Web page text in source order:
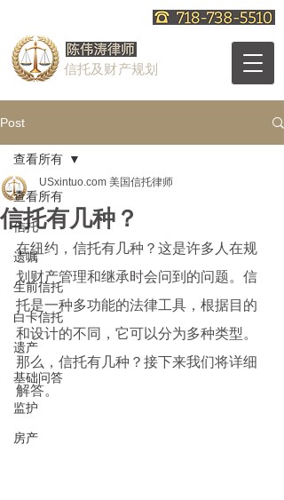
信托及财产规划
Post
查看所有
信托
遗嘱
生前信托
白卡信托
遗产
基础问答
监护
房产
查看所有
信托有几种？
USxintuo.com 美国信托律师
在纽约，信托有几种？这是许多人在规
划财产管理和继承时会问到的问题。信
托是一种多功能的法律工具，根据目的
和设计的不同，它可以分为多种类型。
那么，信托有几种？接下来我们将详细
解答。